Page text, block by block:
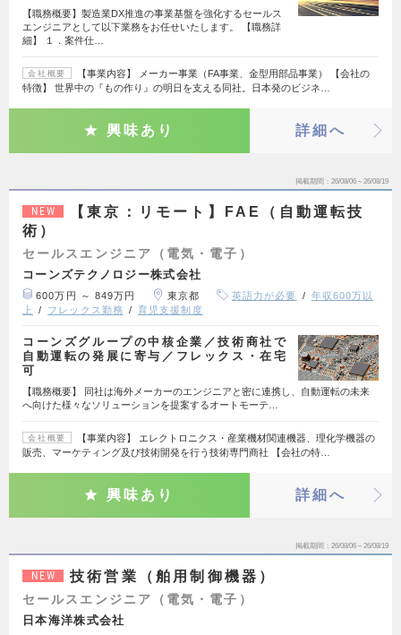
【職務概要】製造業DX推進の事業基盤を強化するセールス
エンジニアとして以下業務をお任せいたします。 【職務詳
細】 １．案件仕…
会社概要
【事業内容】 メーカー事業（FA事業、金型用部品事業） 【会社の
特徴】 世界中の『もの作り』の明日を支える同社。日本発のビジネ…
興味あり 詳細へ
掲載期間 26/08/06～26/08/19
NEW
【東京：リモート】FAE（自動運転技
術）
セールスエンジニア（電気・電子）
コーンズテクノロジー株式会社
600万円 ～ 849万円 東京都 英語力が必要
年収600万以
上
フレックス勤務 育児支援制度
コーンズグループの中核企業／技術商社で
自動運転の発展に寄与／フレックス・在宅
可
【職務概要】 同社は海外メーカーのエンジニアと密に連携し、自動運転の未来
へ向けた様々なソリューションを提案するオートモーテ…
会社概要
【事業内容】 エレクトロニクス・産業機材関連機器、理化学機器の
販売、マーケティング及び技術開発を行う技術専門商社 【会社の特…
興味あり 詳細へ
掲載期間 26/08/06～26/08/19
NEW 技術営業（舶用制御機器）
セールスエンジニア（電気・電子）
日本海洋株式会社